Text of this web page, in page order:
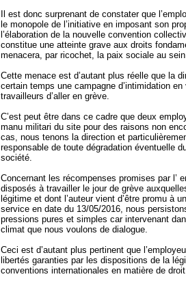
Il est donc surprenant de constater que
le monopole de l’initiative en imposant son
l’élaboration de la nouvelle convention
constitue une atteinte grave aux droits
menacera, par ricochet, la paix sociale au sein
Cette menace est d’autant plus réelle que la
certain temps une campagne d’intimidation
travailleurs d’aller en grève.
C’est peut être dans ce cadre que deux
manu militari du site pour des raisons non
cas, nous tenons la direction et
responsable de toute dégradation éventuelle
société.
Concernant les récompenses promises par l’
disposés à travailler le jour de grève
légitime et dont l’auteur vient d’être promu à
service en date du 13/05/2016, nous
pressions pures et simples car intervenant
climat que nous voulons de dialogue.
Ceci est d’autant plus pertinent que
libertés garanties par les dispositions de la
conventions internationales en matière de